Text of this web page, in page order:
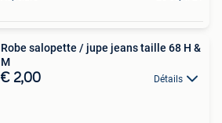
Robe salopette / jupe jeans taille 68 H &
M
€ 2,00 Détails